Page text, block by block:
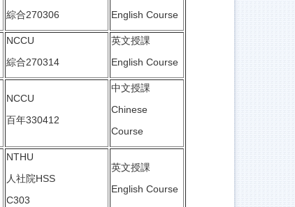
綜合270306
English Course
NCCU
綜合270314
英文授課
English Course
NCCU
百年330412
中文授課
Chinese
Course
NTHU
人社院HSS
C303
英文授課
English Course